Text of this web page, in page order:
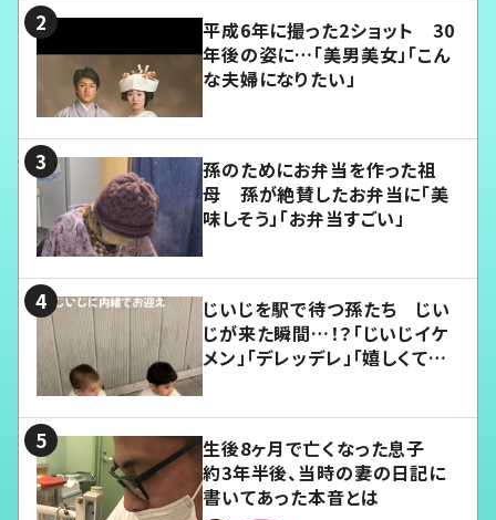
平成6年に撮った2ショット 30
年後の姿に…「美男美女」「こん
な夫婦になりたい」
孫のためにお弁当を作った祖
母 孫が絶賛したお弁当に「美
味しそう」「お弁当すごい」
じいじを駅で待つ孫たち じい
じが来た瞬間…！？「じいじイケ
メン」「デレッデレ」「嬉しくて可
生後8ヶ月で亡くなった息子
約3年半後、当時の妻の日記に
書いてあった本音とは